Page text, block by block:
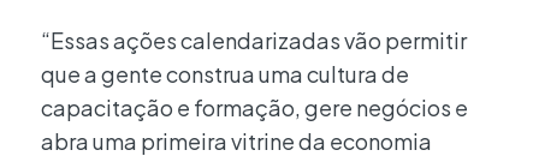
“Essas ações calendarizadas vão permitir
que a gente construa uma cultura de
capacitação e formação, gere negócios e
abra uma primeira vitrine da economia